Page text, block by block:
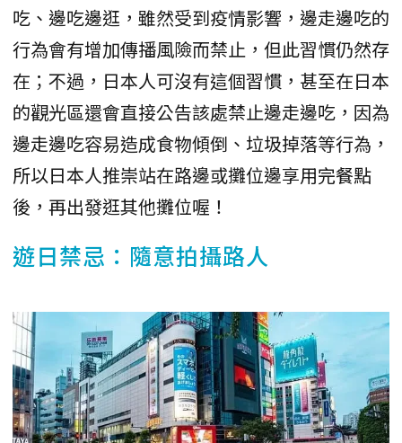
吃、邊吃邊逛，雖然受到疫情影響，邊走邊吃的
行為會有增加傳播風險而禁止，但此習慣仍然存
在；不過，日本人可沒有這個習慣，甚至在日本
的觀光區還會直接公告該處禁止邊走邊吃，因為
邊走邊吃容易造成食物傾倒、垃圾掉落等行為，
所以日本人推崇站在路邊或攤位邊享用完餐點
後，再出發逛其他攤位喔！
遊日禁忌：隨意拍攝路人